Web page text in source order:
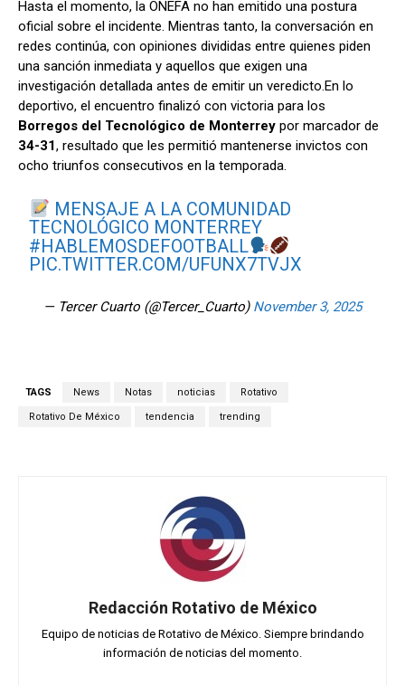
Hasta el momento, la ONEFA no han emitido una postura
oficial sobre el incidente. Mientras tanto, la conversación en
redes continúa, con opiniones divididas entre quienes piden
una sanción inmediata y aquellos que exigen una
investigación detallada antes de emitir un veredicto.En lo
deportivo, el encuentro finalizó con victoria para los
Borregos del Tecnológico de Monterrey por marcador de
34-31, resultado que les permitió mantenerse invictos con
ocho triunfos consecutivos en la temporada.
MENSAJE A LA COMUNIDAD
TECNOLÓGICO MONTERREY
#HABLEMOSDEFOOTBALL
PIC.TWITTER.COM/UFUNX7TVJX
— Tercer Cuarto (@Tercer_Cuarto) November 3, 2025
TAGS News Notas noticias Rotativo
Rotativo De México tendencia trending
Redacción Rotativo de México
Equipo de noticias de Rotativo de México. Siempre brindando
información de noticias del momento.